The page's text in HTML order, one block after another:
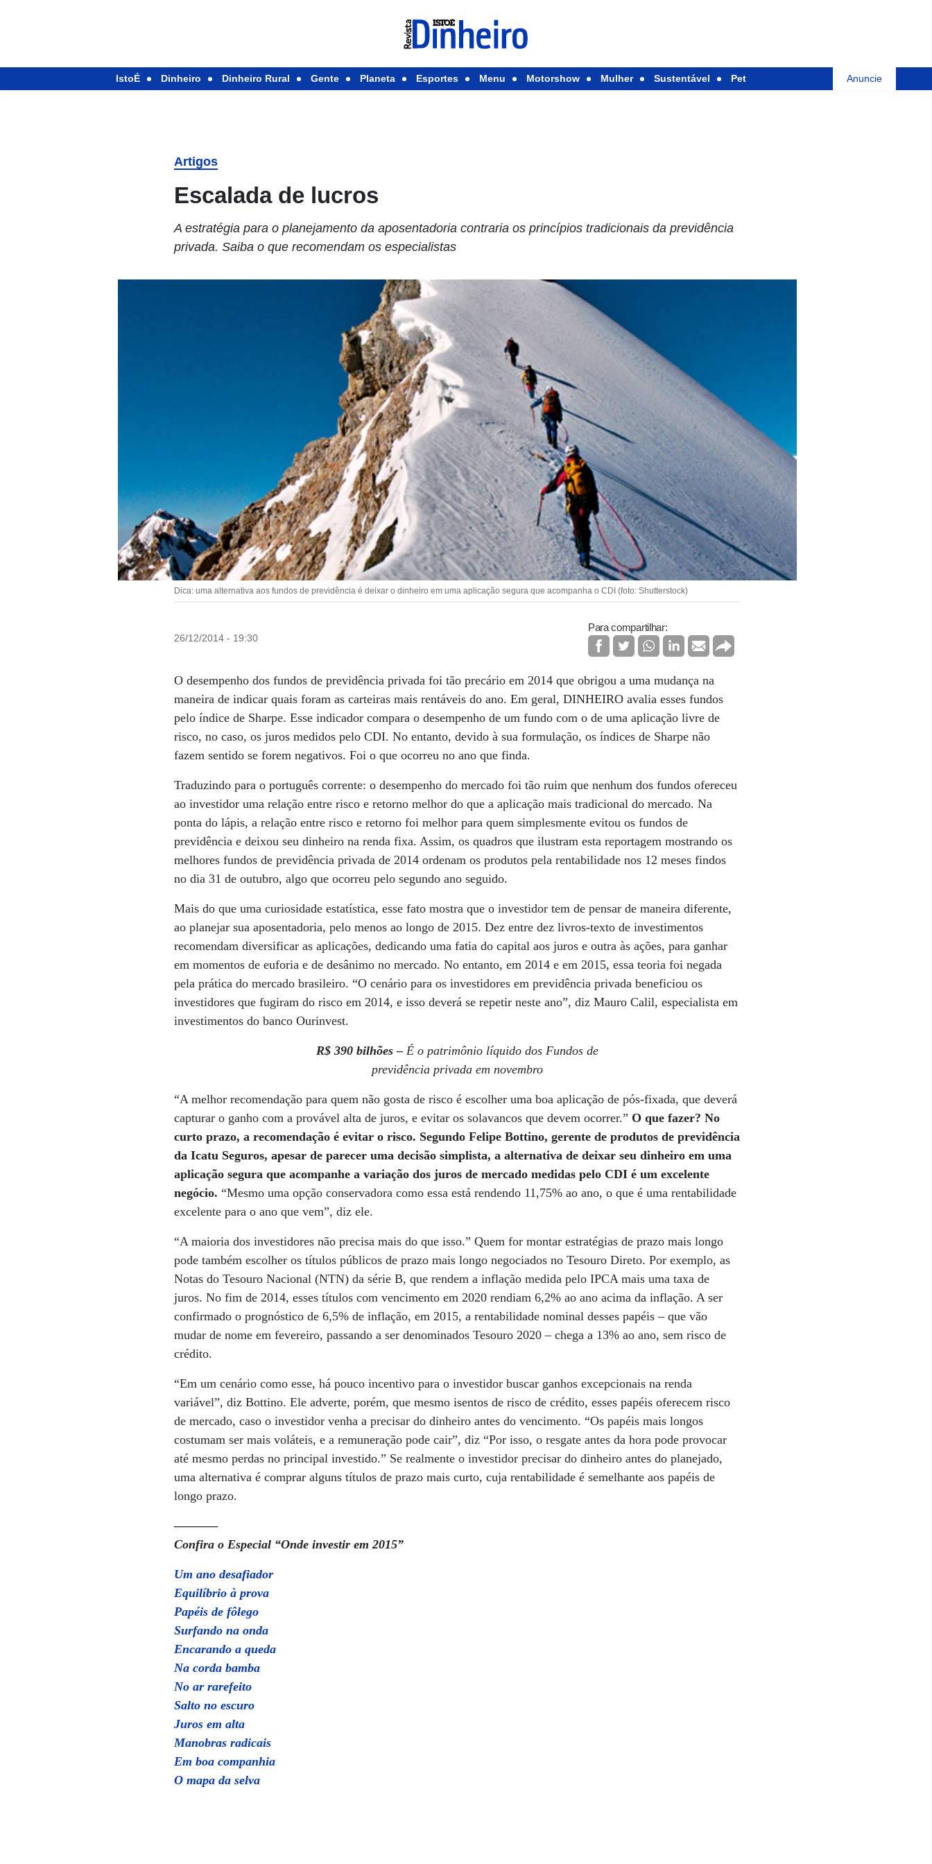
IstoÉ Dinheiro Dinheiro Rural Gente Planeta Esportes Menu Motorshow Mulher Sustentável Pet Anuncie
Artigos
Escalada de lucros
A estratégia para o planejamento da aposentadoria contraria os princípios tradicionais da previdência
privada. Saiba o que recomendam os especialistas
Dica: uma alternativa aos fundos de previdência é deixar o dinheiro em uma aplicação segura que acompanha o CDI (foto: Shutterstock)
26/12/2014 - 19:30
Para compartilhar:
O desempenho dos fundos de previdência privada foi tão precário em 2014 que obrigou a uma mudança na
maneira de indicar quais foram as carteiras mais rentáveis do ano. Em geral, DINHEIRO avalia esses fundos
pelo índice de Sharpe. Esse indicador compara o desempenho de um fundo com o de uma aplicação livre de
risco, no caso, os juros medidos pelo CDI. No entanto, devido à sua formulação, os índices de Sharpe não
fazem sentido se forem negativos. Foi o que ocorreu no ano que finda.
Traduzindo para o português corrente: o desempenho do mercado foi tão ruim que nenhum dos fundos ofereceu
ao investidor uma relação entre risco e retorno melhor do que a aplicação mais tradicional do mercado. Na
ponta do lápis, a relação entre risco e retorno foi melhor para quem simplesmente evitou os fundos de
previdência e deixou seu dinheiro na renda fixa. Assim, os quadros que ilustram esta reportagem mostrando os
melhores fundos de previdência privada de 2014 ordenam os produtos pela rentabilidade nos 12 meses findos
no dia 31 de outubro, algo que ocorreu pelo segundo ano seguido.
Mais do que uma curiosidade estatística, esse fato mostra que o investidor tem de pensar de maneira diferente,
ao planejar sua aposentadoria, pelo menos ao longo de 2015. Dez entre dez livros-texto de investimentos
recomendam diversificar as aplicações, dedicando uma fatia do capital aos juros e outra às ações, para ganhar
em momentos de euforia e de desânimo no mercado. No entanto, em 2014 e em 2015, essa teoria foi negada
pela prática do mercado brasileiro. “O cenário para os investidores em previdência privada beneficiou os
investidores que fugiram do risco em 2014, e isso deverá se repetir neste ano”, diz Mauro Calil, especialista em
investimentos do banco Ourinvest.
R$ 390 bilhões –É o patrimônio líquido dos Fundos de
previdência privada em novembro
“A melhor recomendação para quem não gosta de risco é escolher uma boa aplicação de pós-fixada, que deverá
capturar o ganho com a provável alta de juros, e evitar os solavancos que devem ocorrer.” O que fazer? No
curto prazo, a recomendação é evitar o risco. Segundo Felipe Bottino, gerente de produtos de previdência
da Icatu Seguros, apesar de parecer uma decisão simplista, a alternativa de deixar seu dinheiro em uma
aplicação segura que acompanhe a variação dos juros de mercado medidas pelo CDI é um excelente
negócio. “Mesmo uma opção conservadora como essa está rendendo 11,75% ao ano, o que é uma rentabilidade
excelente para o ano que vem”, diz ele.
“A maioria dos investidores não precisa mais do que isso.” Quem for montar estratégias de prazo mais longo
pode também escolher os títulos públicos de prazo mais longo negociados no Tesouro Direto. Por exemplo, as
Notas do Tesouro Nacional (NTN) da série B, que rendem a inflação medida pelo IPCA mais uma taxa de
juros. No fim de 2014, esses títulos com vencimento em 2020 rendiam 6,2% ao ano acima da inflação. A ser
confirmado o prognóstico de 6,5% de inflação, em 2015, a rentabilidade nominal desses papéis – que vão
mudar de nome em fevereiro, passando a ser denominados Tesouro 2020 – chega a 13% ao ano, sem risco de
crédito.
“Em um cenário como esse, há pouco incentivo para o investidor buscar ganhos excepcionais na renda
variável”, diz Bottino. Ele adverte, porém, que mesmo isentos de risco de crédito, esses papéis oferecem risco
de mercado, caso o investidor venha a precisar do dinheiro antes do vencimento. “Os papéis mais longos
costumam ser mais voláteis, e a remuneração pode cair”, diz “Por isso, o resgate antes da hora pode provocar
até mesmo perdas no principal investido.” Se realmente o investidor precisar do dinheiro antes do planejado,
uma alternativa é comprar alguns títulos de prazo mais curto, cuja rentabilidade é semelhante aos papéis de
longo prazo.
———–
Confira o Especial “Onde investir em 2015”
Um ano desafiador
Equilíbrio à prova
Papéis de fôlego
Surfando na onda
Encarando a queda
Na corda bamba
No ar rarefeito
Salto no escuro
Juros em alta
Manobras radicais
Em boa companhia
O mapa da selva